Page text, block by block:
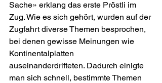
Sache» erklang das erste Pröstli im
Zug. Wie es sich gehört, wurden auf der
Zugfahrt diverse Themen besprochen,
bei denen gewisse Meinungen wie
Kontinentalplatten
auseinanderdrifteten. Dadurch einigte
man sich schnell, bestimmte Themen